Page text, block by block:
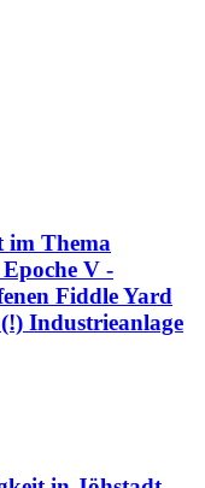
im Thema
V -
Fiddle Yard
Industrieanlage